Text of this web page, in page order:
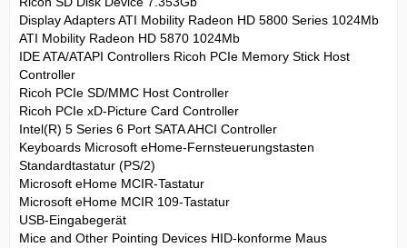
Display Adapters ATI Mobility Radeon HD 5800 Series 1024Mb
ATI Mobility Radeon HD 5870 1024Mb
IDE ATA/ATAPI Controllers Ricoh PCIe Memory Stick Host
Controller
Ricoh PCIe SD/MMC Host Controller
Ricoh PCIe xD-Picture Card Controller
Intel(R) 5 Series 6 Port SATA AHCI Controller
Keyboards Microsoft eHome-Fernsteuerungstasten
Standardtastatur (PS/2)
Microsoft eHome MCIR-Tastatur
Microsoft eHome MCIR 109-Tastatur
USB-Eingabegerät
Mice and Other Pointing Devices HID-konforme Maus